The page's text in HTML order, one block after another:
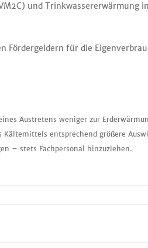
und Trinkwassererwärmung
Fördergeldern für die
Austretens weniger zur
entsprechend größere
– stets Fachpersonal hinzuziehen.